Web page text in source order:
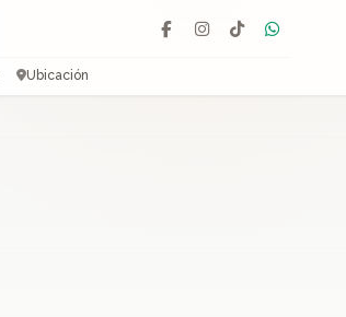
Facebook
Instagram
TikTok
Ubicación